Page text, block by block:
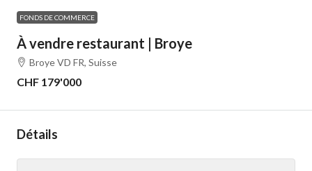
FONDS DE COMMERCE
À vendre restaurant | Broye
Broye VD FR, Suisse
CHF 179'000
Détails